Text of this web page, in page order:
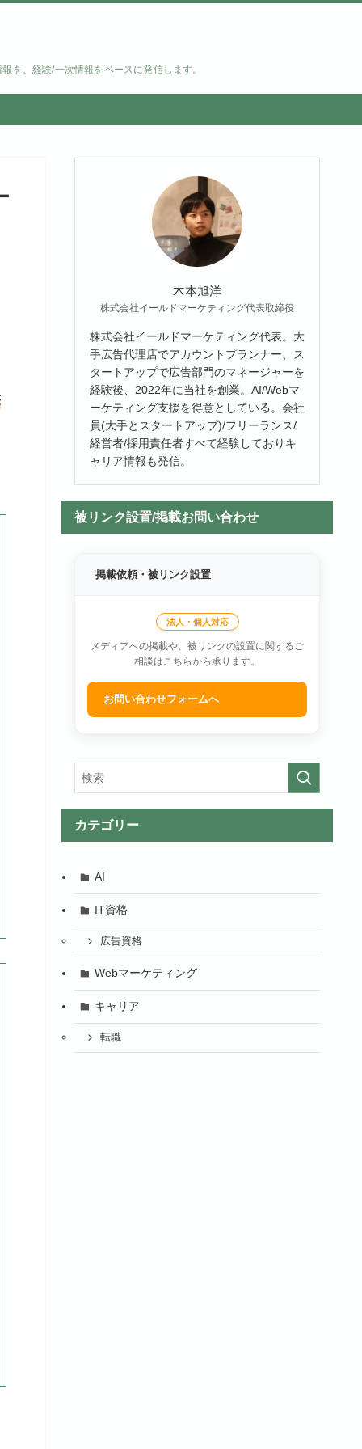
を、経験/一次情報をベースに発信します。
木本旭洋
株式会社イールドマーケティング代表取締役
株式会社イールドマーケティング代表。大
手広告代理店でアカウントプランナー、ス
タートアップで広告部門のマネージャーを
経験後、2022年に当社を創業。AI/Webマ
ーケティング支援を得意としている。会社
員(大手とスタートアップ)/フリーランス/
経営者/採用責任者すべて経験しておりキ
ャリア情報も発信。
被リンク設置/掲載お問い合わせ
掲載依頼・被リンク設置
法人・個人対応
メディアへの掲載や、被リンクの設置に関するご
相談はこちらから承ります。
お問い合わせフォームへ
カテゴリー
AI
IT資格
広告資格
Webマーケティング
キャリア
転職